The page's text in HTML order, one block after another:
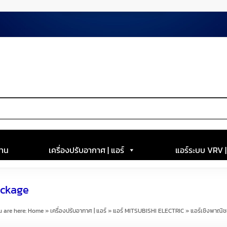
น เครื่องปรับอากาศ | แอร์ แอร์ระบบ VRV
are here:Home»เครื่องปรับอากาศ | แอร์»แอร์ MITSUBISHI ELECTRIC»แอร์เชิงพาณิช